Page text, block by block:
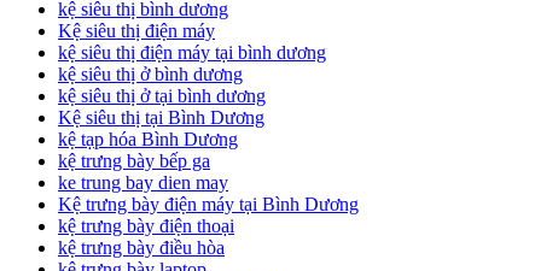
kệ siêu thị bình dương
Kệ siêu thị điện máy
kệ siêu thị điện máy tại bình dương
kệ siêu thị ở bình dương
kệ siêu thị ở tại bình dương
Kệ siêu thị tại Bình Dương
kệ tạp hóa Bình Dương
kệ trưng bày bếp ga
ke trung bay dien may
Kệ trưng bày điện máy tại Bình Dương
kệ trưng bày điện thoại
kệ trưng bày điều hòa